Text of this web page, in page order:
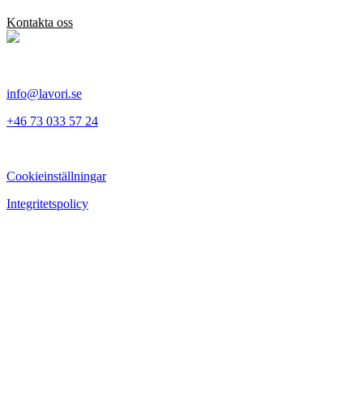
Kontakta oss
info@lavori.se
+46 73 033 57 24
Cookieinställningar
Integritetspolicy